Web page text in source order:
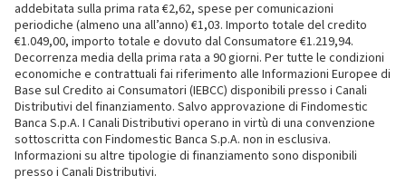
addebitata sulla prima rata €2,62, spese per comunicazioni
periodiche (almeno una all’anno) €1,03. Importo totale del credito
€1.049,00, importo totale e dovuto dal Consumatore €1.219,94.
Decorrenza media della prima rata a 90 giorni. Per tutte le condizioni
economiche e contrattuali fai riferimento alle Informazioni Europee di
Base sul Credito ai Consumatori (IEBCC) disponibili presso i Canali
Distributivi del finanziamento. Salvo approvazione di Findomestic
Banca S.p.A. I Canali Distributivi operano in virtù di una convenzione
sottoscritta con Findomestic Banca S.p.A. non in esclusiva.
Informazioni su altre tipologie di finanziamento sono disponibili
presso i Canali Distributivi.